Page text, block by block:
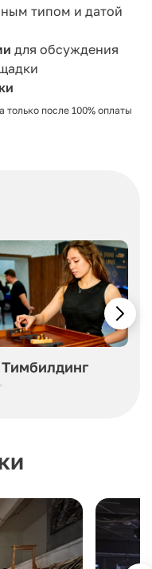
обслуживания
масштаба.
типом и датой
для обсуждения
после 100% оплаты
Тимбилдинг